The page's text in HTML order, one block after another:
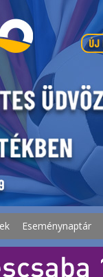
Eseménynaptár